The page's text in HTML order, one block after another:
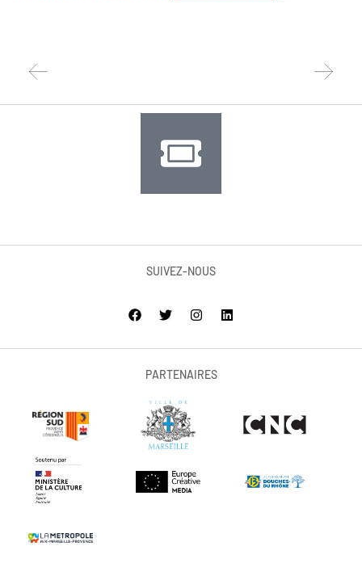
SUIVEZ-NOUS
PARTENAIRES